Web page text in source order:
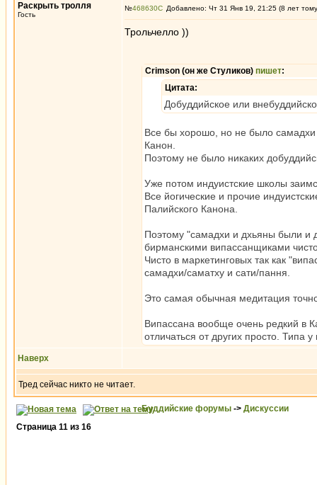
Раскрыть тролля
Гость
№468630 Добавлено: Чт 31 Янв 19, 21:25 (8 лет
Трольчелло ))
Crimson (он же Стуликов) пишет:
Цитата:
Добуддийское или
Все бы хорошо, но не было самадхи
Канон.
Поэтому не было никаких
Уже потом индуистские школы
Все йогические и прочие
Палийского Канона.
Поэтому "самадхи и дхьяны были и
бирманскими випассанщиками
Чисто в маркетинговых так как
самадхи/саматху и сати/пання.
Это самая обычная медитация
Випассана вообще очень редкий в
отличаться от других просто. Типа
Наверх
Тред сейчас никто не читает.
Буддийские форумы -> Дискуссии
Страница 11 из 16